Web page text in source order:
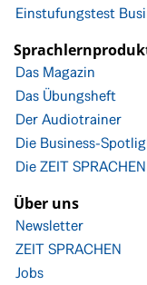
Einstufungstest
Das Magazin
Das Übungsheft
Der Audiotrainer
Die Business-
Die ZEIT
Über uns
Newsletter
ZEIT SPRACHEN
Jobs